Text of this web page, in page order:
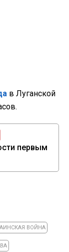
в Луганской
первым
ВОЙНА